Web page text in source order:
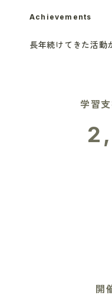
Achievements
長年続けてきた活動
学習
開